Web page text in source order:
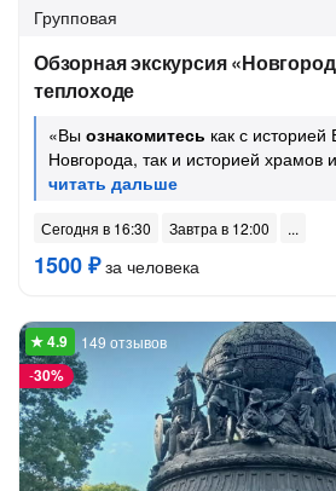
Групповая
Обзорная экскурсия
теплоходе
«Вы ознакомитесь как с историей
Новгорода, так и историей храмов
Сегодня в 16:30 Завтра в 12:00
1500 ₽за человека
-30%
149 отзывов